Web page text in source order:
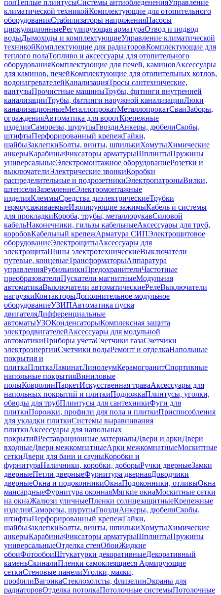
полТеплые плинтусыСистемы антиобледененияУправление
климатической техникойКомплектующие для отопительного
оборудованияСтабилизаторы напряженияНасосы
циркуляционныеРегулирующая арматураОтвод и подвод
водыДымоходы и комплектующиеУправление климатической
техникойКомплектующие для радиаторовКомплектующие для
теплого полаТопливо и аксессуары для отопительного
оборудованияКомплектующие для печей, каминовАксессуары
для каминов, печейКомплектующие для отопительных котлов,
водонагревателейКанализацияТросы сантехнические,
вантузыПрочистные машиныТрубы, фитинги внутренней
канализацииТрубы, фитинги наружной канализацииЛюки
канализационныеМеталлопрокатМеталлопрокатСваиЗаборы,
огражденияАвтоматика для воротКрепежные
изделияСаморезы, шурупыГвоздиАнкеры, дюбелиСкобы,
штифтыПерфорированный крепежГайки,
шайбыЗаклепкиБолты, винты, шпилькиХомутыХимические
анкерыКарабиныФиксаторы арматурыШплинтыПружины
универсальныеЭлектромонтажное оборудованиеРозетки и
выключателиЭлектрические звонкиКоробки
распределительные и подрозетникиЭлектропатроныВилки,
штепселиЗаземлениеЭлектромонтажные
изделияКлеммыСредства диэлектрическиеТрубки
термоусаживаемыеИзолирующие зажимыКабель и системы
для прокладкиКороба, трубы, металлорукавСиловой
кабельНаконечники, гильзы кабельныеАксессуары для труб,
коробовКабельный крепежАрматура СИПЭлектрощитовое
оборудованиеЭлектрощитыАксессуары для
электрощитаШины электротехническиеВыключатели
путевые, концевыеТрансформаторыАппаратура
управленияРубильникиПредохранителиЧастотные
преобразователиПускатели магнитныеМодульная
автоматикаВыключатели автоматическиеРелеВыключатели
нагрузкиКонтакторыДополнительное модульное
оборудованиеУЗИПАвтоматика пуска
двигателяДифференциальные
автоматыУЗОКонденсаторыКомплексная защита
электродвигателейАксессуары для модульной
автоматикиПриборы учетаСчетчики газаСчетчики
электроэнергииСчетчики водыРемонт и отделкаНапольные
покрытия и
плиткаПлиткаЛаминатЛинолеумКерамогранитСпортивные
напольные покрытияВиниловые
полыКовролинПаркетИскусственная траваАксессуары для
напольных покрытий и плиткиПодложкаПлинтусы, уголки,
обводы для трубПлинтусы для сантехникиФуги для
плиткиПорожки, профили для пола и плиткиПриспособления
для укладки плиткиСистемы выравнивания
плиткиАксессуары для напольных
покрытийРеставрационные материалыДвери и аркиДвери
входныеДвери межкомнатныеАрки межкомнатныеМоскитные
сеткиДвери для бани и сауныКоробки и
фурнитураНаличники, коробки, доборыРучки дверныеЗамки
дверныеПетли дверныеФурнитура двернаяДоводчики
дверныеОкна и подоконникиОкнаПодоконники, отливыОкна
мансардныеФурнитура оконнаяМягкие окнаМоскитные сетки
на окнаЖалюзи уличныеПленки солнцезащитныеКрепежные
изделияСаморезы, шурупыГвоздиАнкеры, дюбелиСкобы,
штифтыПерфорированный крепежГайки,
шайбыЗаклепкиБолты, винты, шпилькиХомутыХимические
анкерыКарабиныФиксаторы арматурыШплинтыПружины
универсальныеОтделка стенОбоиЖидкие
обоиФотообоиШтукатурки декоративныеДекоративный
каменьСкиналиПленки самоклеящиеся Армирующие
сеткиСтеновые панелиУголки, маяки,
профилиВагонкаСтеклохолсты, флизелинЭкраны для
радиаторовОтделка потолкаПотолочные системыПотолочные